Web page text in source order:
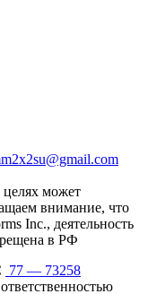
может
внимание, что
Inc., деятельность
в РФ
77 — 73258